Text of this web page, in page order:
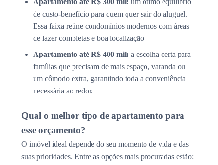
Apartamento até R$ 300 mil: um ótimo equilíbrio
de custo-benefício para quem quer sair do aluguel.
Essa faixa reúne condomínios modernos com áreas
de lazer completas e boa localização.
Apartamento até R$ 400 mil: a escolha certa para
famílias que precisam de mais espaço, varanda ou
um cômodo extra, garantindo toda a conveniência
necessária ao redor.
Qual o melhor tipo de apartamento para
esse orçamento?
O imóvel ideal depende do seu momento de vida e das
suas prioridades. Entre as opções mais procuradas estão: